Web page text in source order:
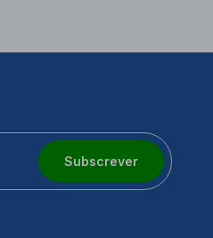
Subscrever